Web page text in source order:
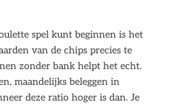
spel kunt beginnen is het
van de chips precies te
zonder bank helpt het echt.
maandelijks beleggen in
deze ratio hoger is dan. Je